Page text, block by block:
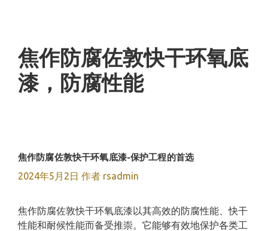
焦作防腐佐敦快干环氧底
漆，防腐性能
焦作防腐佐敦快干环氧底漆-保护工程的首选
2024年5月2日 作者 rsadmin
焦作防腐佐敦快干环氧底漆以其高效的防腐性能、快干
性能和耐候性能而备受推崇。它能够有效地保护各类工